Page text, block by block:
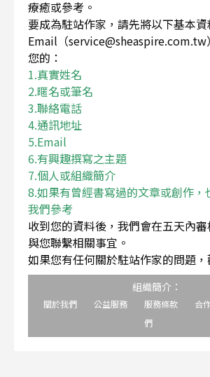
療癒或參考。
要成為駐站作家，請先將以下基本資
Email（service@sheaspire.com.tw
您的：
1.真實姓名
2.暱名或筆名
3.聯絡電話
4.通訊地址
5.Email
6.有興趣撰寫之主題
7.個人或組織簡介
8.如果有曾經書寫過的文章或創作，
我們參考
收到您的資料後，我們會在五天內
與您聯繫相關事宜。
如果您有任何關於駐站作家的問題
組織簡介：
關於我們 公益服務 服務條款 合
們